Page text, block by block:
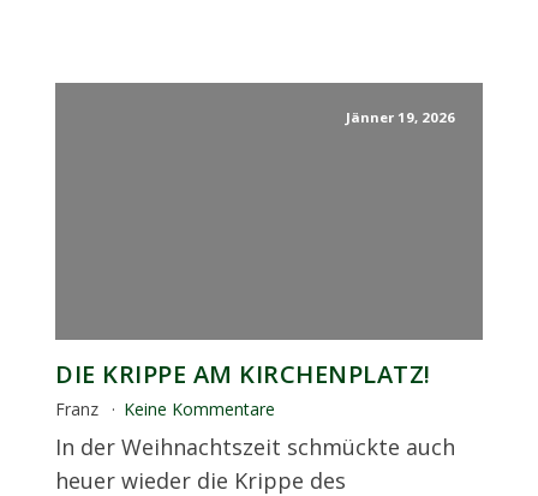
Jänner 19, 2026
DIE KRIPPE AM KIRCHENPLATZ!
Franz Keine Kommentare
In der Weihnachtszeit schmückte auch
heuer wieder die Krippe des